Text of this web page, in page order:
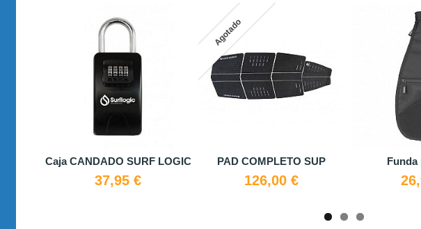
SUP Funda pala ION
26,99 €
Leash ion 7 mm 10'
54,99 €
Red